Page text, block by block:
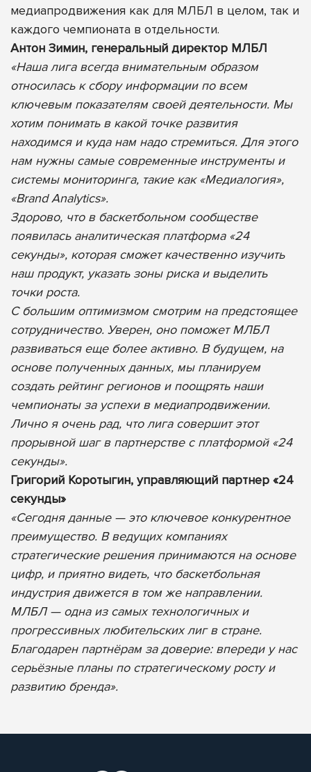
медиапродвижения как для МЛБЛ в целом, так и
каждого чемпионата в отдельности.
Антон Зимин, генеральный директор МЛБЛ
«Наша лига всегда внимательным образом
относилась к сбору информации по всем
ключевым показателям своей деятельности. Мы
хотим понимать в какой точке развития
находимся и куда нам надо стремиться. Для этого
нам нужны самые современные инструменты и
системы мониторинга, такие как «Медиалогия»,
«Brand Analytics».
Здорово, что в баскетбольном сообществе
появилась аналитическая платформа «24
секунды», которая сможет качественно изучить
наш продукт, указать зоны риска и выделить
точки роста.
С большим оптимизмом смотрим на предстоящее
сотрудничество. Уверен, оно поможет МЛБЛ
развиваться еще более активно. В будущем, на
основе полученных данных, мы планируем
создать рейтинг регионов и поощрять наши
чемпионаты за успехи в медиапродвижении.
Лично я очень рад, что лига совершит этот
прорывной шаг в партнерстве с платформой «24
секунды».
Григорий Коротыгин, управляющий партнер «24
секунды»
«Сегодня данные — это ключевое конкурентное
преимущество. В ведущих компаниях
стратегические решения принимаются на основе
цифр, и приятно видеть, что баскетбольная
индустрия движется в том же направлении.
МЛБЛ — одна из самых технологичных и
прогрессивных любительских лиг в стране.
Благодарен партнёрам за доверие: впереди у нас
серьёзные планы по стратегическому росту и
развитию бренда».